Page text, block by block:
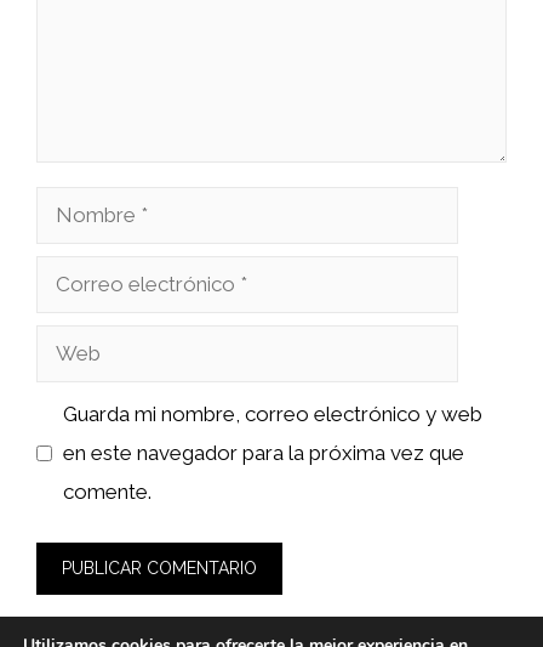
Nombre
Correo
Web
Guarda mi nombre, correo electrónico y web
en este navegador para la próxima vez que
comente.